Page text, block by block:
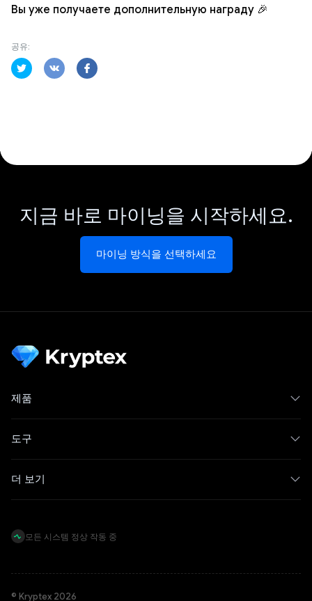
Вы уже получаете дополнительную награду 🎉
공유:
지금 바로 마이닝을 시작하세요.
마이닝 방식을 선택하세요
제품
도구
더 보기
모든 시스템 정상 작동 중
© Kryptex 2026